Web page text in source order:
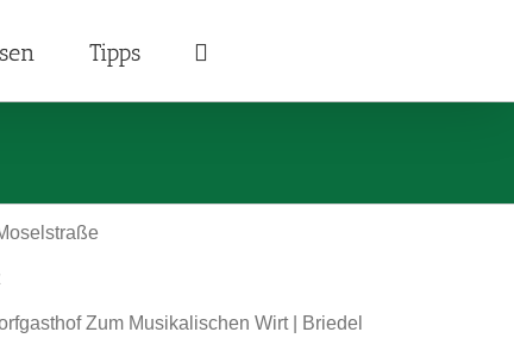
Tipps
Zum Musikalischen Wirt | Briedel